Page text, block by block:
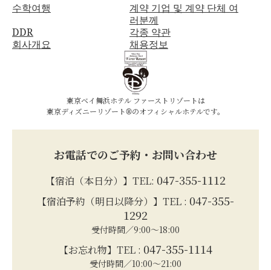
수학여행
계약 기업 및 계약 단체 여
러분께
DDR
각종 약관
회사개요
채용정보
東京ベイ舞浜ホテル ファーストリゾートは
東京ディズニーリゾート®のオフィシャルホテルです。
お電話でのご予約・お問い合わせ
【宿泊（本日分）】TEL: 047-355-1112
【宿泊予約（明日以降分）】TEL : 047-355-
1292
受付時間／9:00～18:00
【お忘れ物】TEL : 047-355-1114
受付時間／10:00～21:00